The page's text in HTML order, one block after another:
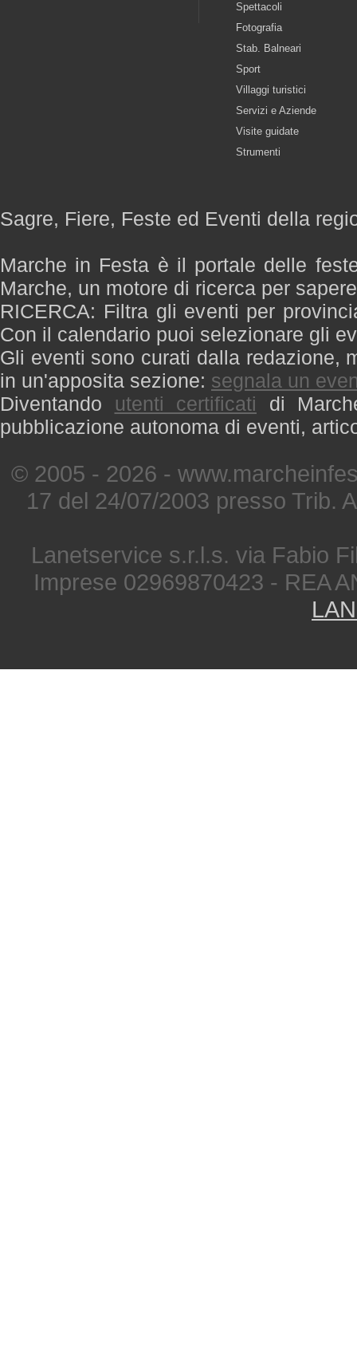
Spettacoli
Fotografia
Stab. Balneari
Sport
Villaggi turistici
Servizi e Aziende
Visite guidate
Strumenti
Sagre, Fiere, Feste ed Eventi della
Marche in Festa è il portale delle
Marche, un motore di ricerca per
RICERCA: Filtra gli eventi per
Con il calendario puoi selezionare gli
Gli eventi sono curati dalla redazione,
in un'apposita sezione: segnala un
Diventando utenti certificati di
pubblicazione autonoma di eventi,
© 2005 - 2026 -
17 del 24/07/2003 presso Trib.
Lanetservice s.r.l.s. via Fabio
Imprese 02969870423 - REA